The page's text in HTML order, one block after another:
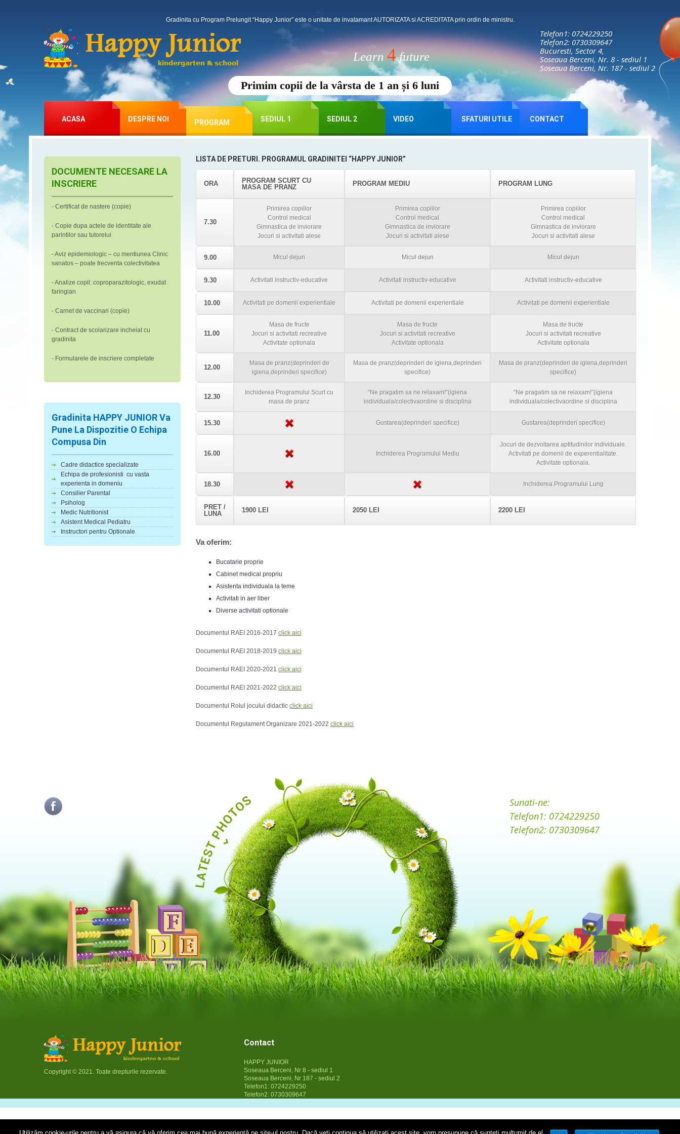
Primim copii de la vârsta de 1 an și 6 luni
Gradinita cu Program Prelungit “Happy Junior” este o unitate de invatamant AUTORIZATA si ACREDITATA prin ordin de ministru.
Telefon1: 0724229250
Telefon2: 0730309647
Bucuresti, Sector 4,
Soseaua Berceni, Nr. 8 - sediul 1
Soseaua Berceni, Nr. 187 - sediul 2
Learn4future
ACASA DESPRE NOI PROGRAM SEDIUL 1 SEDIUL 2 VIDEO SFATURI UTILE CONTACT
DOCUMENTE NECESARE LA
INSCRIERE
- Certificat de nastere (copie)
- Copie dupa actele de identitate ale
parintilor sau tutorelui
- Aviz epidemiologic – cu mentiunea Clinic
sanatos – poate frecventa colectivitatea
- Analize copil: coproparazitologic, exudat
faringian
- Carnet de vaccinari (copie)
- Contract de scolarizare incheiat cu
gradinita
- Formularele de inscriere completate
Gradinita HAPPY JUNIOR Va
Pune La Dispozitie O Echipa
Compusa Din
Cadre didactice specializate
Echipa de profesionisti cu vasta
experienta in domeniu
Consilier Parental
Psiholog
Medic Nutritionist
Asistent Medical Pediatru
Instructori pentru Optionale
LISTA DE PRETURI. PROGRAMUL GRADINITEI “HAPPY JUNIOR”
ORA
PROGRAM SCURT CU
MASA DE PRANZ
PROGRAM MEDIU PROGRAM LUNG
PRET /
LUNA
1900 LEI 2050 LEI 2200 LEI
7.30
Primirea copiilor
Control medical
Gimnastica de inviorare
Jocuri si activitati alese
Primirea copiilor
Control medical
Gimnastica de inviorare
Jocuri si activitati alese
Primirea copiilor
Control medical
Gimnastica de inviorare
Jocuri si activitati alese
9.00 Micul dejun Micul dejun Micul dejun
9.30 Activitati instructiv-educative Activitati instructiv-educative Activitati instructiv-educative
10.00 Activitati pe domenii experientiale Activitati pe domenii experientiale Activitati pe domenii experientiale
11.00
Masa de fructe
Jocuri si activitati recreative
Activitate optionala
Masa de fructe
Jocuri si activitati recreative
Activitate optionala
Masa de fructe
Jocuri si activitati recreative
Activitate optionala
12.00
Masa de pranz(deprinderi de
igiena,deprinderi specifice)
Masa de pranz(deprinderi de igiena,deprinderi
specifice)
Masa de pranz(deprinderi de igiena,deprinderi
specifice)
12.30
Inchiderea Programului Scurt cu
masa de pranz
“Ne pragatim sa ne relaxam!”(igiena
individuala/colectivaordine si disciplina
“Ne pragatim sa ne relaxam!”(igiena
individuala/colectivaordine si disciplina
15.30 Gustarea(deprinderi specifice) Gustarea(deprinderi specifice)
16.00 Inchiderea Programului Mediu
Jocuri de dezvoltarea aptitudinilor individuale.
Activitati pe domenii de experentialitate.
Activitate optionala.
18.30 Inchiderea Programului Lung
Va oferim:
Bucatarie proprie
Cabinet medical propriu
Asistenta individuala la teme
Activitati in aer liber
Diverse activitati optionale
Documentul RAEI 2016-2017 click aici
Documentul RAEI 2018-2019 click aici
Documentul RAEI 2020-2021 click aici
Documentul RAEI 2021-2022 click aici
Documentul Rolul jocului didactic click aici
Documentul Regulament Organizare 2021-2022 click aici
Sunati-ne:
Telefon1: 0724229250
Telefon2: 0730309647
Copyright © 2021. Toate drepturile rezervate.
Contact
HAPPY JUNIOR
Soseaua Berceni, Nr 8 - sediul 1
Soseaua Berceni, Nr 187 - sediul 2
Telefon1: 0724229250
Telefon2: 0730309647